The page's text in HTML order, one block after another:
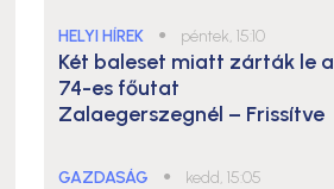
HELYI HÍREK ● péntek, 15:10
Két baleset miatt zárták le a
74-es főutat
Zalaegerszegnél – Frissítve
GAZDASÁG ● kedd, 15:05